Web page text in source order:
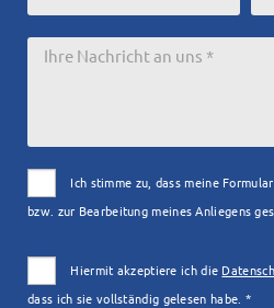
Ich stimme zu, dass meine
bzw. zur Bearbeitung meines Anliegens
Hiermit akzeptiere ich die
dass ich sie vollständig gelesen habe. *